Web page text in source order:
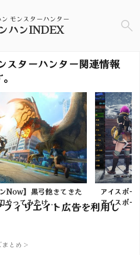
モンスターハンター
ハンINDEX
スターハンター関連情報
ンNow】黒弓飽きてきた
やってみたけ...
アイスボー
アイスボー
ィリエイト広告を利用し
とめ >